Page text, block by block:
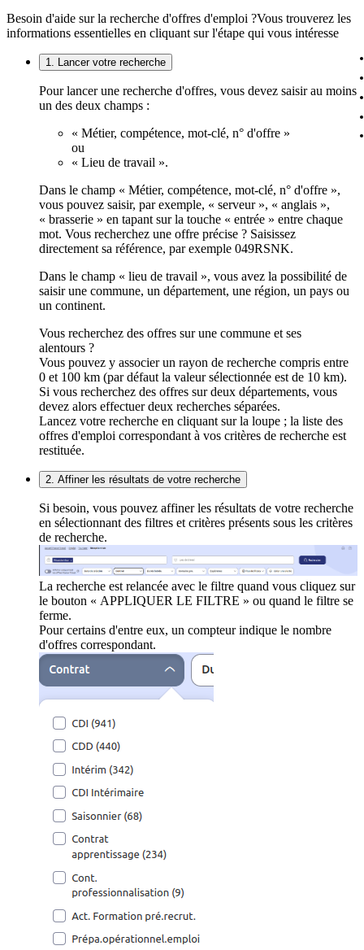
Besoin d'aide sur la recherche d'offres d'emploi ?Vous trouverez les
informations essentielles en cliquant sur l'étape qui vous intéresse
1. Lancer votre recherche
Pour lancer une recherche d'offres, vous devez saisir au moins
un des deux champs :
« Métier, compétence, mot-clé, n° d'offre »
ou
« Lieu de travail ».
Dans le champ « Métier, compétence, mot-clé, n° d'offre »,
vous pouvez saisir, par exemple, « serveur », « anglais »,
« brasserie » en tapant sur la touche « entrée » entre chaque
mot. Vous recherchez une offre précise ? Saisissez
directement sa référence, par exemple 049RSNK.
Dans le champ « lieu de travail », vous avez la possibilité de
saisir une commune, un département, une région, un pays ou
un continent.
Vous recherchez des offres sur une commune et ses
alentours ?
Vous pouvez y associer un rayon de recherche compris entre
0 et 100 km (par défaut la valeur sélectionnée est de 10 km).
Si vous recherchez des offres sur deux départements, vous
devez alors effectuer deux recherches séparées.
Lancez votre recherche en cliquant sur la loupe ; la liste des
offres d'emploi correspondant à vos critères de recherche est
restituée.
2. Affiner les résultats de votre recherche
Si besoin, vous pouvez affiner les résultats de votre recherche
en sélectionnant des filtres et critères présents sous les critères
de recherche.
La recherche est relancée avec le filtre quand vous cliquez sur
le bouton « APPLIQUER LE FILTRE » ou quand le filtre se
ferme.
Pour certains d'entre eux, un compteur indique le nombre
d'offres correspondant.